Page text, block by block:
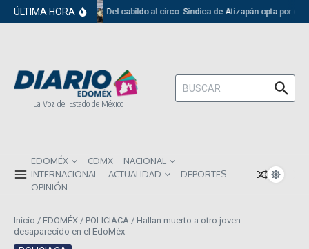
Saltar al contenido
ÚLTIMA HORA Del cabildo al circo: Síndica de Atizapán opta por el
La Voz del Estado de México
Buscar:
EDOMÉX CDMX
NACIONAL
INTERNACIONAL
ACTUALIDAD
DEPORTES
OPINIÓN
Inicio / EDOMÉX / POLICIACA / Hallan muerto a otro joven
desaparecido en el EdoMéx